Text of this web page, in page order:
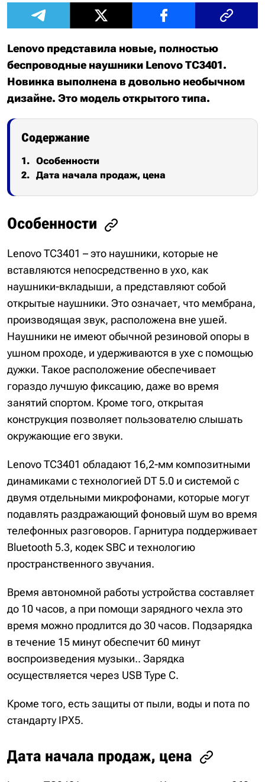
Lenovo представила новые, полностью
беспроводные наушники Lenovo TC3401.
Новинка выполнена в довольно необычном
дизайне. Это модель открытого типа.
Содержание
Особенности
Дата начала продаж, цена
Особенности
Lenovo TC3401 – это наушники, которые не
вставляются непосредственно в ухо, как
наушники-вкладыши, а представляют собой
открытые наушники. Это означает, что мембрана,
производящая звук, расположена вне ушей.
Наушники не имеют обычной резиновой опоры в
ушном проходе, и удерживаются в ухе с помощью
дужки. Такое расположение обеспечивает
гораздо лучшую фиксацию, даже во время
занятий спортом. Кроме того, открытая
конструкция позволяет пользователю слышать
окружающие его звуки.
Lenovo TC3401 обладают 16,2-мм композитными
динамиками с технологией DT 5.0 и системой с
двумя отдельными микрофонами, которые могут
подавлять раздражающий фоновый шум во время
телефонных разговоров. Гарнитура поддерживает
Bluetooth 5.3, кодек SBC и технологию
пространственного звучания.
Время автономной работы устройства составляет
до 10 часов, а при помощи зарядного чехла это
время можно продлится до 30 часов. Подзарядка
в течение 15 минут обеспечит 60 минут
воспроизведения музыки.. Зарядка
осуществляется через USB Type C.
Кроме того, есть защиты от пыли, воды и пота по
стандарту IPX5.
Дата начала продаж, цена